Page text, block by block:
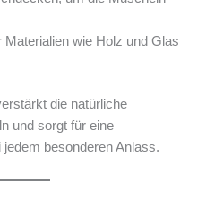
wie Holz und Glas
die natürliche
und sorgt für eine
besonderen Anlass.